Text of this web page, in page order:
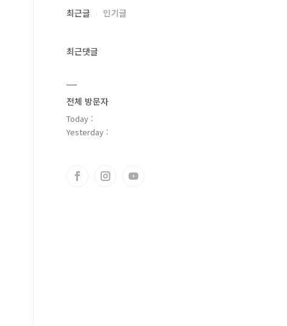
최근글 인기글
최근댓글
전체 방문자
Today :
Yesterday :